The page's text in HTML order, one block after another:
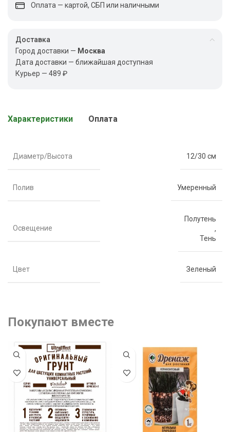
Оплата — картой, СБП или наличными
Доставка
Город доставки — Москва
Дата доставки — ближайшая доступная
Курьер — 489 ₽
Характеристики Оплата
Диаметр/Высота 12/30 см
Полив Умеренный
Освещение
Полутень
,
Тень
Цвет Зеленый
Покупают вместе